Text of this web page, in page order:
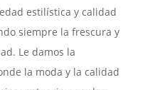
estilística y calidad
siempre la frescura y
Le damos la
la moda y la calidad